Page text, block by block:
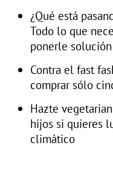
¿Qué está
Todo lo que
ponerle
Contra el fast
comprar sólo
Hazte
hijos si quieres
climático